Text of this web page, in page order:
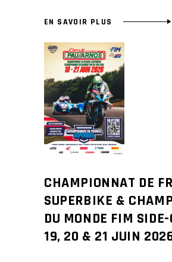
EN SAVOIR PLUS
CHAMPIONNAT DE
SUPERBIKE &
DU MONDE FIM SIDE-
19, 20 & 21 JUIN